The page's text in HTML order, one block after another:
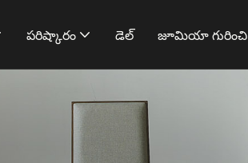
పరిష్కారం డెల్ జూమియా